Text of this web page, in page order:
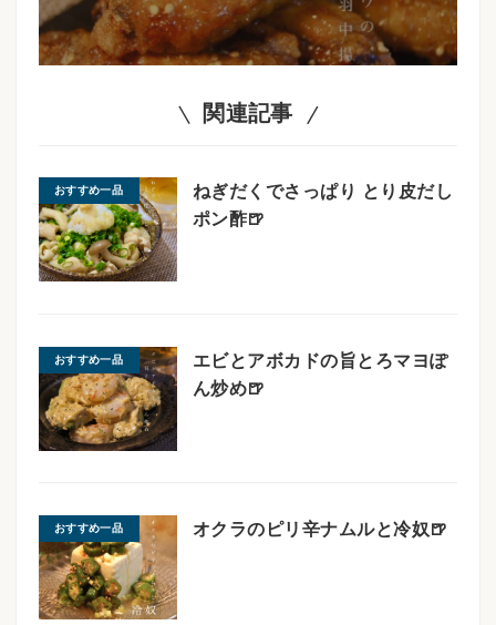
関連記事
おすすめ一品
ねぎだくでさっぱり とり皮だし
ポン酢🍺
おすすめ一品
エビとアボカドの旨とろマヨぽ
ん炒め🍺
おすすめ一品 オクラのピリ辛ナムルと冷奴🍺